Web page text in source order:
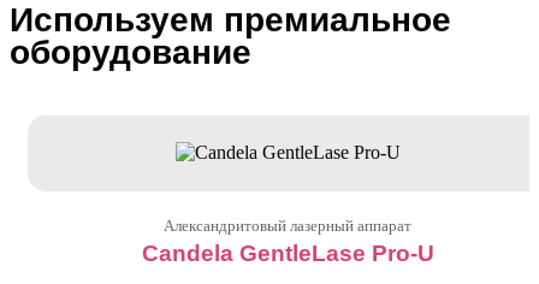
Используем премиальное
оборудование
Александритовый лазерный аппарат
Candela GentleLase Pro-U